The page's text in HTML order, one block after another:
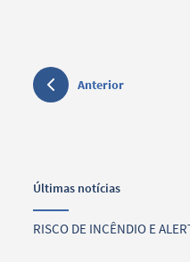
Anterior
Últimas notícias
RISCO DE INCÊNDIO E